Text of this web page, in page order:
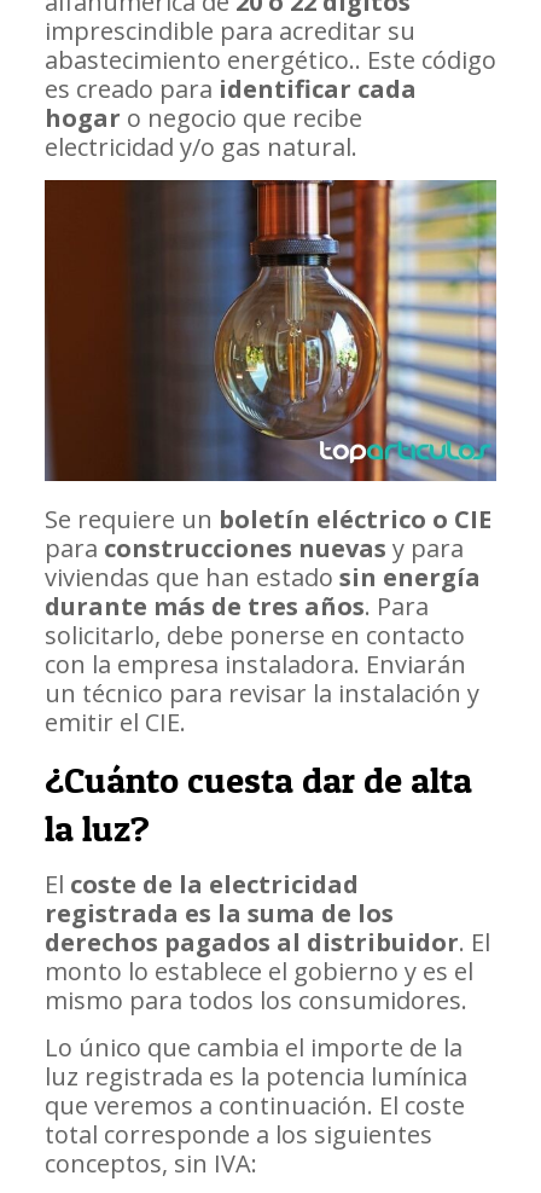
imprescindible para acreditar su
abastecimiento energético.. Este código
es creado para identificar cada
hogar o negocio que recibe
electricidad y/o gas natural.
Se requiere un boletín eléctrico o CIE
para construcciones nuevas y para
viviendas que han estado sin energía
durante más de tres años. Para
solicitarlo, debe ponerse en contacto
con la empresa instaladora. Enviarán
un técnico para revisar la instalación y
emitir el CIE.
¿Cuánto cuesta dar de alta
la luz?
El coste de la electricidad
registrada es la suma de los
derechos pagados al distribuidor. El
monto lo establece el gobierno y es el
mismo para todos los consumidores.
Lo único que cambia el importe de la
luz registrada es la potencia lumínica
que veremos a continuación. El coste
total corresponde a los siguientes
conceptos, sin IVA: